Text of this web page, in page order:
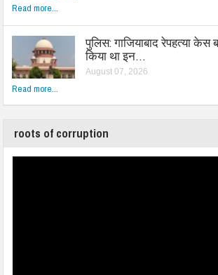
Read more...
पुलिस: गाजियाबाद रेपहत्या
किया था इन…
August 07, 2026
Read more...
roots of corruption